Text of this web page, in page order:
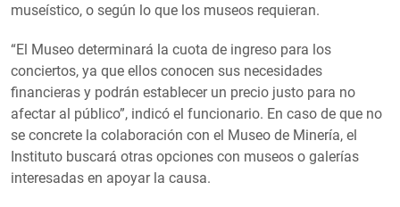
museístico, o según lo que los museos requieran.
“El Museo determinará la cuota de ingreso para los
conciertos, ya que ellos conocen sus necesidades
financieras y podrán establecer un precio justo para no
afectar al público”, indicó el funcionario. En caso de que no
se concrete la colaboración con el Museo de Minería, el
Instituto buscará otras opciones con museos o galerías
interesadas en apoyar la causa.